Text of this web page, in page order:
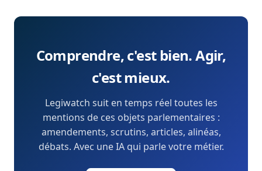
Comprendre, c'est bien. Agir,
c'est mieux.
Legiwatch suit en temps réel toutes les
mentions de ces objets parlementaires :
amendements, scrutins, articles, alinéas,
débats. Avec une IA qui parle votre métier.